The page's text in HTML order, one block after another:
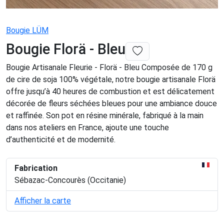
Bougie LÜM
Bougie Florä - Bleu
Bougie Artisanale Fleurie - Florä - Bleu Composée de 170 g
de cire de soja 100% végétale, notre bougie artisanale Florä
offre jusqu’à 40 heures de combustion et est délicatement
décorée de fleurs séchées bleues pour une ambiance douce
et raffinée. Son pot en résine minérale, fabriqué à la main
dans nos ateliers en France, ajoute une touche
d’authenticité et de modernité.
Fabrication
Sébazac-Concourès (Occitanie)
Afficher la carte